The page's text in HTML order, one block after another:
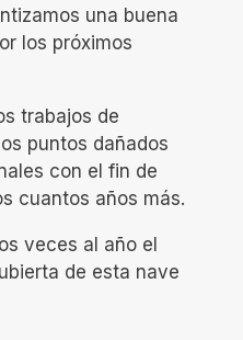
una buena
los próximos
trabajos de
puntos dañados
con el fin de
cuantos años más.
veces al año el
de esta nave